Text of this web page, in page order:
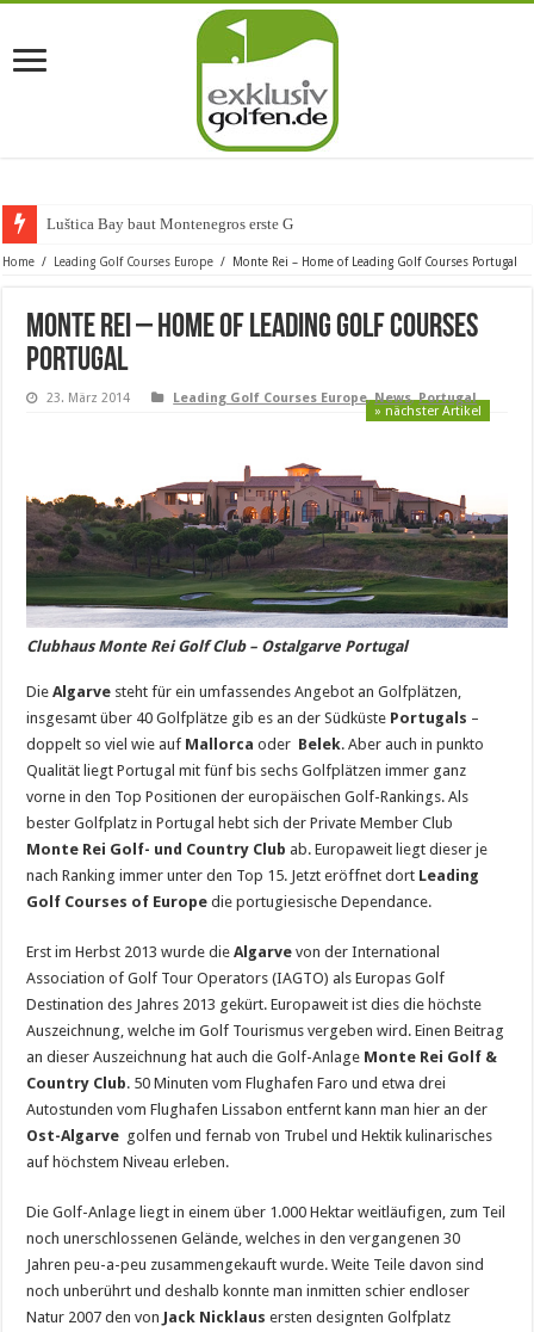
Luštica Bay baut Montenegros erste Golf-Communi
Home / Leading Golf Courses Europe / Monte Rei – Home of Leading Golf Courses Portugal
Monte Rei – Home of Leading Golf Courses
Portugal
23. März 2014 Leading Golf Courses Europe,News,Portugal
» nächster Artikel
Clubhaus Monte Rei Golf Club – Ostalgarve Portugal
DieAlgarve steht für ein umfassendes Angebot an Golfplätzen,
insgesamt über 40 Golfplätze gib es an der Südküste Portugals –
doppelt so viel wie auf Mallorca oder Belek. Aber auch in punkto
Qualität liegt Portugal mit fünf bis sechs Golfplätzen immer ganz
vorne in den Top Positionen der europäischen Golf-Rankings. Als
bester Golfplatz in Portugal hebt sich der Private Member Club
Monte Rei Golf- und Country Club ab. Europaweit liegt dieser je
nach Ranking immer unter den Top 15. Jetzt eröffnet dort Leading
Golf Courses of Europe die portugiesische Dependance.
Erst im Herbst 2013 wurde dieAlgarve von der International
Association of Golf Tour Operators (IAGTO) als Europas Golf
Destination des Jahres 2013 gekürt. Europaweit ist dies die höchste
Auszeichnung, welche im Golf Tourismus vergeben wird. Einen Beitrag
an dieser Auszeichnung hat auch die Golf-Anlage Monte Rei Golf &
Country Club. 50 Minuten vom Flughafen Faro und etwa drei
Autostunden vom Flughafen Lissabon entfernt kann man hier an der
Ost-Algarve golfen und fernab von Trubel und Hektik kulinarisches
auf höchstem Niveau erleben.
Die Golf-Anlage liegt in einem über 1.000 Hektar weitläufigen, zum Teil
noch unerschlossenen Gelände, welches in den vergangenen 30
Jahren peu-a-peu zusammengekauft wurde. Weite Teile davon sind
noch unberührt und deshalb konnte man inmitten schier endloser
Natur 2007 den von Jack Nicklaus ersten designten Golfplatz